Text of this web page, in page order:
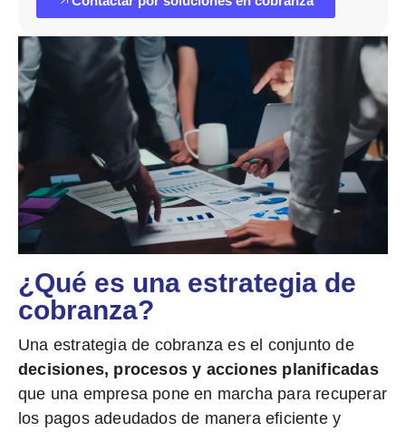
¿Qué es una estrategia de
cobranza?
Una estrategia de cobranza es el conjunto de
decisiones, procesos y acciones planificadas
que una empresa pone en marcha para recuperar
los pagos adeudados de manera eficiente y